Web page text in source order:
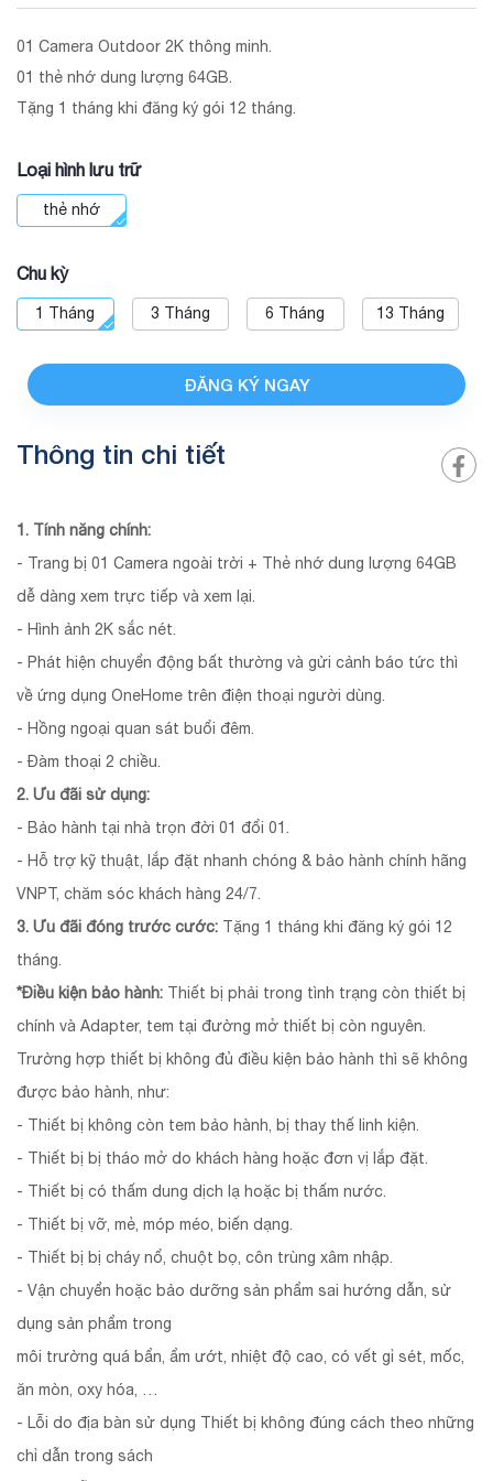
01 Camera Outdoor 2K thông minh.
01 thẻ nhớ dung lượng 64GB.
Tặng 1 tháng khi đăng ký gói 12 tháng.
Loại hình lưu trữ
thẻ nhớ
Chu kỳ
1 Tháng 3 Tháng 6 Tháng 13 Tháng
ĐĂNG KÝ NGAY
Thông tin chi tiết
1. Tính năng chính:
- Trang bị 01 Camera ngoài trời + Thẻ nhớ dung lượng 64GB
dễ dàng xem trực tiếp và xem lại.
- Hình ảnh 2K sắc nét.
- Phát hiện chuyển động bất thường và gửi cảnh báo tức thì
về ứng dụng OneHome trên điện thoại người dùng.
- Hồng ngoại quan sát buổi đêm.
- Đàm thoại 2 chiều.
2. Ưu đãi sử dụng:
- Bảo hành tại nhà trọn đời 01 đổi 01.
- Hỗ trợ kỹ thuật, lắp đặt nhanh chóng & bảo hành chính hãng
VNPT, chăm sóc khách hàng 24/7.
3. Ưu đãi đóng trước cước: Tặng 1 tháng khi đăng ký gói 12
tháng.
*Điều kiện bảo hành: Thiết bị phải trong tình trạng còn thiết bị
chính và Adapter, tem tại đường mở thiết bị còn nguyên.
Trường hợp thiết bị không đủ điều kiện bảo hành thì sẽ không
được bảo hành, như:
- Thiết bị không còn tem bảo hành, bị thay thế linh kiện.
- Thiết bị bị tháo mở do khách hàng hoặc đơn vị lắp đặt.
- Thiết bị có thấm dung dịch lạ hoặc bị thấm nước.
- Thiết bị vỡ, mẻ, móp méo, biến dạng.
- Thiết bị bị cháy nổ, chuột bọ, côn trùng xâm nhập.
- Vận chuyển hoặc bảo dưỡng sản phẩm sai hướng dẫn, sử
dụng sản phẩm trong
môi trường quá bẩn, ẩm ướt, nhiệt độ cao, có vết gỉ sét, mốc,
ăn mòn, oxy hóa, …
- Lỗi do địa bàn sử dụng Thiết bị không đúng cách theo những
chỉ dẫn trong sách